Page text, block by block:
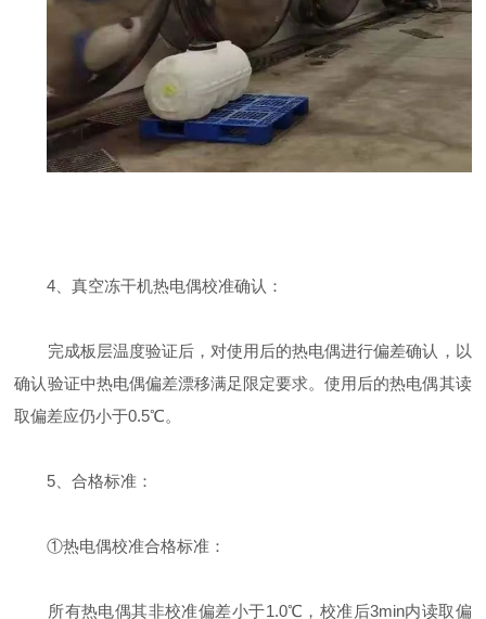
4、真空冻干机热电偶校准确认：
完成板层温度验证后，对使用后的热电偶进行偏差确认，以
确认验证中热电偶偏差漂移满足限定要求。使用后的热电偶其读
取偏差应仍小于0.5℃。
5、合格标准：
①热电偶校准合格标准：
所有热电偶其非校准偏差小于1.0℃，校准后3min内读取偏